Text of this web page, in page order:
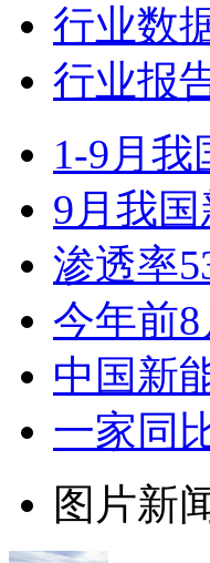
行业数
行业报
1-9月我
9月我
渗透率
今年前
中国新
一家同
图片新